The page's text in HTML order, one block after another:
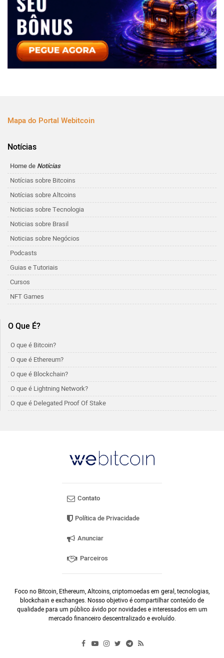
Mapa do Portal Webitcoin
Notícias
Home de Notícias
Notícias sobre Bitcoins
Notícias sobre Altcoins
Noticias sobre Tecnologia
Noticias sobre Brasil
Noticias sobre Negócios
Podcasts
Guias e Tutoriais
Cursos
NFT Games
O Que É?
O que é Bitcoin?
O que é Ethereum?
O que é Blockchain?
O que é Lightning Network?
O que é Delegated Proof Of Stake
Contato
Política de Privacidade
Anunciar
Parceiros
Foco no Bitcoin, Ethereum, Altcoins, criptomoedas em geral, tecnologias,
blockchain e exchanges. Nosso objetivo é compartilhar conteúdo de
qualidade para um público ávido por novidades e interessados em um
mercado financeiro descentralizado e evoluído.